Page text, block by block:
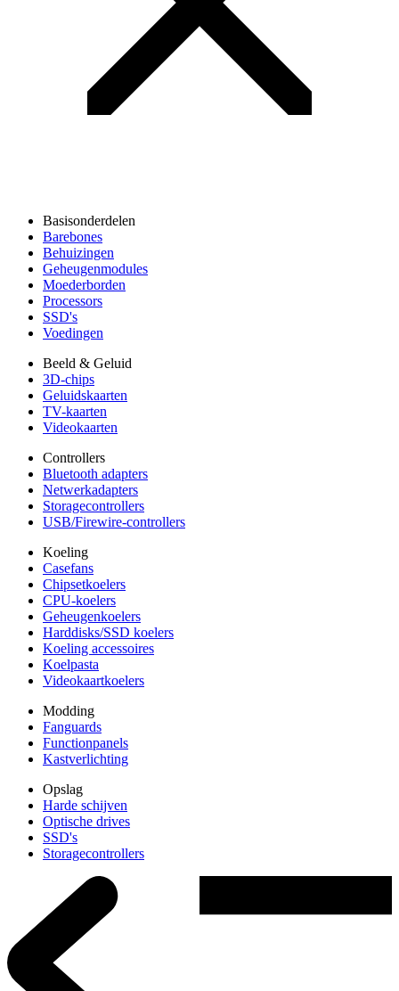
Basisonderdelen
Barebones
Behuizingen
Geheugenmodules
Moederborden
Processors
SSD's
Voedingen
Beeld & Geluid
3D-chips
Geluidskaarten
TV-kaarten
Videokaarten
Controllers
Bluetooth adapters
Netwerkadapters
Storagecontrollers
USB/Firewire-controllers
Koeling
Casefans
Chipsetkoelers
CPU-koelers
Geheugenkoelers
Harddisks/SSD koelers
Koeling accessoires
Koelpasta
Videokaartkoelers
Modding
Fanguards
Functionpanels
Kastverlichting
Opslag
Harde schijven
Optische drives
SSD's
Storagecontrollers